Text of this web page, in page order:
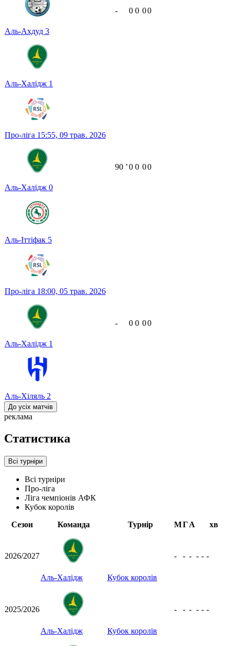
Аль-Ахдуд 3
Аль-Халідж 1
- 0 0 00
Про-ліга 15:55, 09 трав. 2026
Аль-Халідж 0
Аль-Іттіфак 5
90 ʼ0 0 00
Про-ліга 18:00, 05 трав. 2026
Аль-Халідж 1
Аль-Хіляль 2
- 0 0 00
До усіх матчів
реклама
Статистика
Всі турніри
Всі турніри
Про-ліга
Ліга чемпіонів АФК
Кубок королів
Сезон
Команда Турнір МГА хв
2026/2027
Аль-Халідж Кубок королів
- - - - - -
2025/2026
Аль-Халідж Кубок королів
- - - - - -